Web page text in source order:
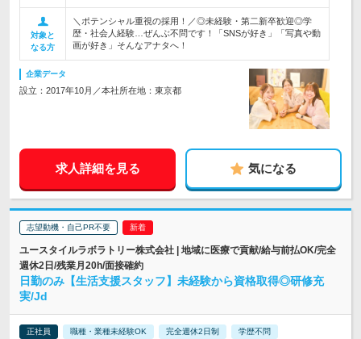
対象と
なる方
＼ポテンシャル重視の採用！／◎未経験・第二新卒歓迎◎学
歴・社会人経験…ぜんぶ不問です！「SNSが好き」「写真や動
画が好き」そんなアナタへ！
企業データ
設立：2017年10月／本社所在地：東京都
求人詳細を見る 気になる
志望動機・自己PR不要
ユースタイルラボラトリー株式会社 | 地域に医療で貢献/給与前払OK/完全
週休2日/残業月20h/面接確約
日勤のみ【生活支援スタッフ】未経験から資格取得◎研修充
実/Jd
正社員 職種・業種未経験OK 完全週休2日制 学歴不問